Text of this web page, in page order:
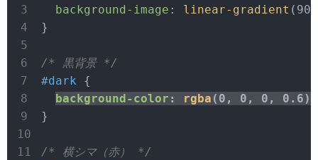
background-image : linear-gradient
}
/* 黒背景 */
#dark {
background-color : rgba (0, 0, 0, 0.6);
}
/* 横シマ（赤） */